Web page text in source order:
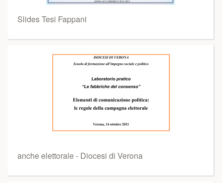
Slides Tesi Fappani
anche elettorale - Diocesi di Verona